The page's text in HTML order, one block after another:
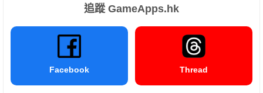
追蹤 GameApps.hk
Facebook Thread